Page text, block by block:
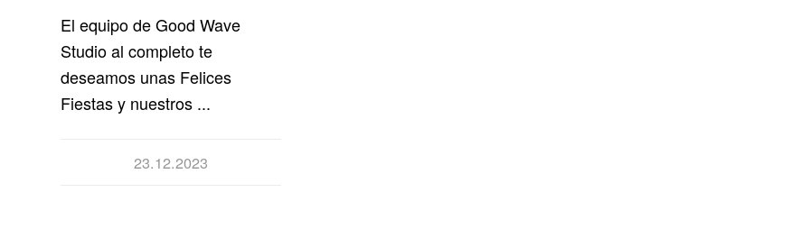
El equipo de Good Wave
Studio al completo te
deseamos unas Felices
Fiestas y nuestros ...
23.12.2023